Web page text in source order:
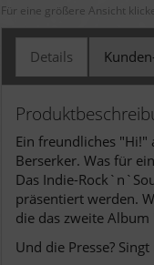
Für eine größere Ansicht
Details
Ein freundliches "Hi!"
Berserker. Was für
Das Indie-
präsentiert werden.
die das zweite Album
Und die Presse?